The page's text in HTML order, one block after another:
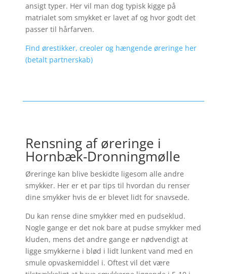
ansigt typer. Her vil man dog typisk kigge på
matrialet som smykket er lavet af og hvor godt det
passer til hårfarven.
Find ørestikker, creoler og hængende øreringe her
(betalt partnerskab)
Rensning af øreringe i
Hornbæk-Dronningmølle
Øreringe kan blive beskidte ligesom alle andre
smykker. Her er et par tips til hvordan du renser
dine smykker hvis de er blevet lidt for snavsede.
Du kan rense dine smykker med en pudseklud.
Nogle gange er det nok bare at pudse smykker med
kluden, mens det andre gange er nødvendigt at
ligge smykkerne i blød i lidt lunkent vand med en
smule opvaskemiddel i. Oftest vil det være